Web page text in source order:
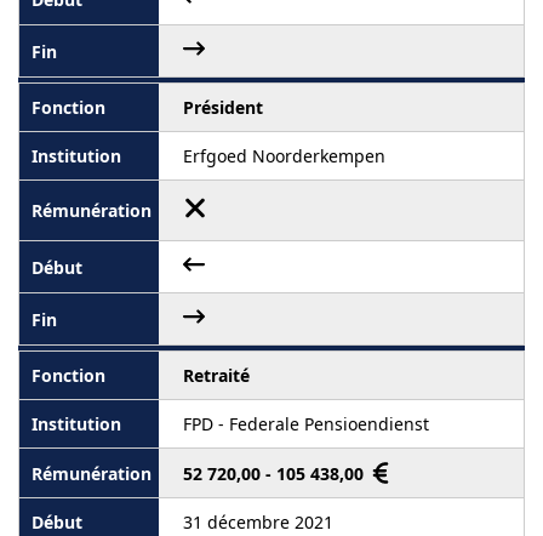
Président
Erfgoed Noorderkempen
Retraité
FPD - Federale Pensioendienst
52 720,00 - 105 438,00
31 décembre 2021